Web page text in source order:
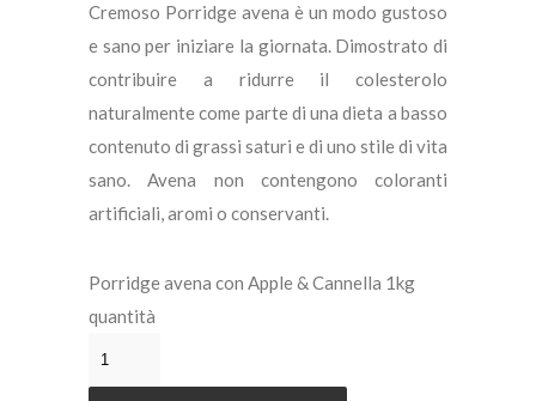
Cremoso Porridge avena è un modo gustoso
e sano per iniziare la giornata. Dimostrato di
contribuire a ridurre il colesterolo
naturalmente come parte di una dieta a basso
contenuto di grassi saturi e di uno stile di vita
sano. Avena non contengono coloranti
artificiali, aromi o conservanti.
Porridge avena con Apple & Cannella 1kg
quantità